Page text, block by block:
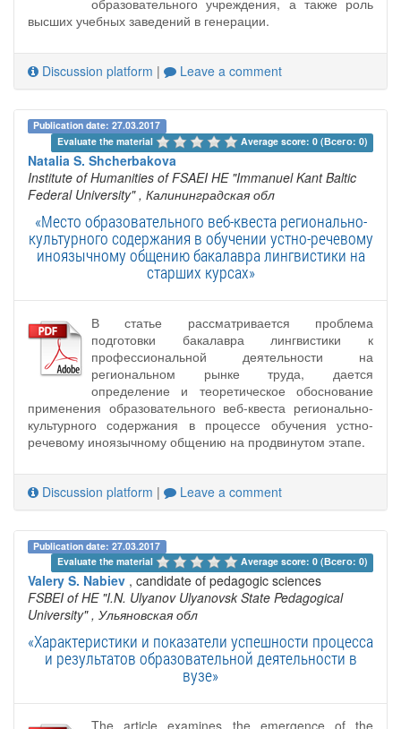
образовательного учреждения, а также роль
высших учебных заведений в генерации.
Discussion platform | Leave a comment
Publication date: 27.03.2017
Evaluate the material
Average score: 0 (Всего: 0)
Natalia S. Shcherbakova
Institute of Humanities of FSAEI HE "Immanuel Kant Baltic
Federal University" , Калининградская обл
«Место образовательного веб-квеста регионально-
культурного содержания в обучении устно-речевому
иноязычному общению бакалавра лингвистики на
старших курсах»
В статье рассматривается проблема
подготовки бакалавра лингвистики к
профессиональной деятельности на
региональном рынке труда, дается
определение и теоретическое обоснование
применения образовательного веб-квеста регионально-
культурного содержания в процессе обучения устно-
речевому иноязычному общению на продвинутом этапе.
Discussion platform | Leave a comment
Publication date: 27.03.2017
Evaluate the material
Average score: 0 (Всего: 0)
Valery S. Nabiev , candidate of pedagogic sciences
FSBEI of HE "I.N. Ulyanov Ulyanovsk State Pedagogical
University" , Ульяновская обл
«Характеристики и показатели успешности процесса
и результатов образовательной деятельности в
вузе»